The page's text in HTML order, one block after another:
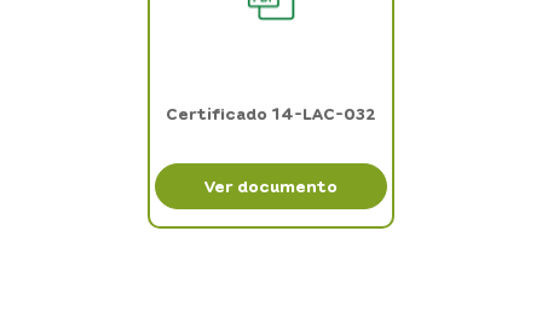
Certificado 14-LAC-032
Ver documento